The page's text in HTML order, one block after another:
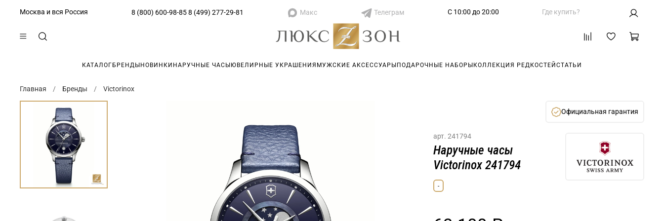
Москва и вся Россия 8 (800) 600-98-85 8 (499) 277-29-81 Макс Телеграм С 10:00 до 20:00 Где купить?
КАТАЛОГ БРЕНДЫ НОВИНКИ НАРУЧНЫЕ ЧАСЫ ЮВЕЛИРНЫЕ УКРАШЕНИЯ МУЖСКИЕ АКСЕССУАРЫ ПОДАРОЧНЫЕ НАБОРЫ КОЛЛЕКЦИЯ РЕДКОСТЕЙ СТАТЬИ
Главная Бренды Victorinox
Официальная гарантия
арт. 241794
Наручные часы
Victorinox 241794
-